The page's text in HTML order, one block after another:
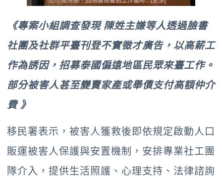
《專案小組調查發現 陳姓主嫌等人透過臉書
社團及社群平臺刊登不實徵才廣告，以高薪工
作為誘因，招募泰國偏遠地區民眾來臺工作。
部分被害人甚至變賣家產或舉債支付高額仲介
費 》
移民署表示，被害人獲救後即依規定啟動人口
販運被害人保護與安置機制，安排專業社工團
隊介入，提供生活照護、心理支持、法律諮詢